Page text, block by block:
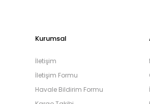
Kurumsal
İletişim
İletişim Formu
Havale Bildirim Formu